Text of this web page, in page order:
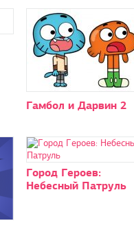
Гамбол и Дарвин 2
Город Героев:
Небесный Патруль